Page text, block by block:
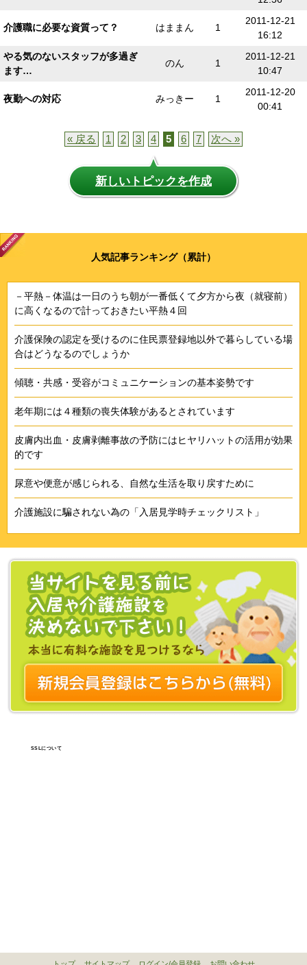
介護職に必要な資質って？ はままん 1
2011-12-21
16:12
やる気のないスタッフが多過ぎ
ます…
のん 1
2011-12-21
10:47
夜勤への対応 みっきー 1
2011-12-20
00:41
« 戻る 1 2 3 4 5 6 7 次へ »
新しいトピックを作成
人気記事ランキング（累計）
－平熱－体温は一日のうち朝が一番低くて夕方から夜（就寝前）
に高くなるので計っておきたい平熱４回
介護保険の認定を受けるのに住民票登録地以外で暮らしている場
合はどうなるのでしょうか
傾聴・共感・受容がコミュニケーションの基本姿勢です
老年期には４種類の喪失体験があるとされています
皮膚内出血・皮膚剥離事故の予防にはヒヤリハットの活用が効果
的です
尿意や便意が感じられる、自然な生活を取り戻すために
介護施設に騙されない為の「入居見学時チェックリスト」
SSLについて
トップ サイトマップ ログイン/会員登録 お問い合わせ